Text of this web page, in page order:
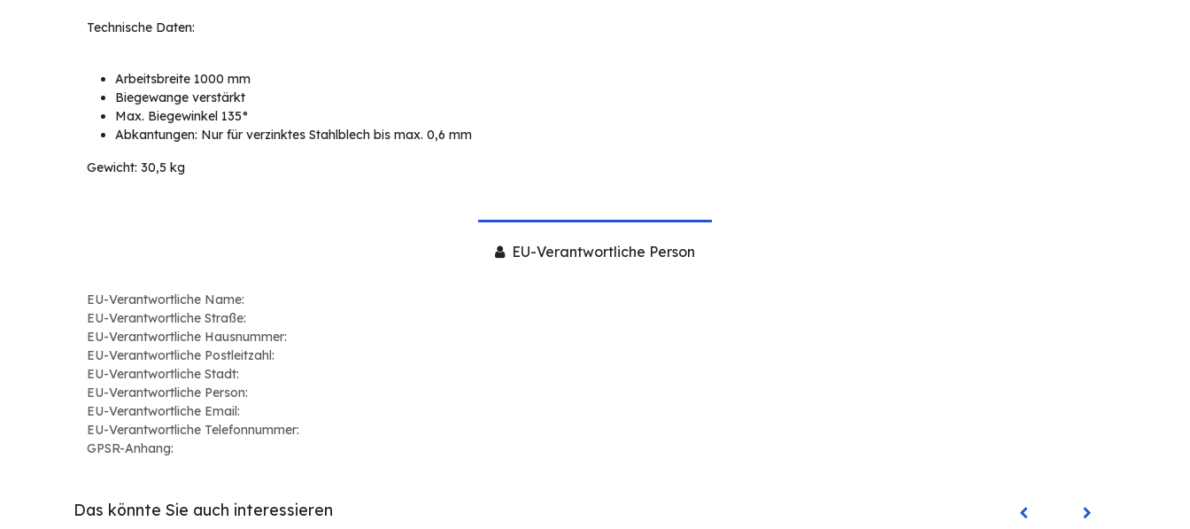
Technische Daten:
Arbeitsbreite 1000 mm
Biegewange verstärkt
Max. Biegewinkel 135°
Abkantungen: Nur für verzinktes Stahlblech bis max. 0,6 mm
Gewicht: 30,5 kg
EU-Verantwortliche Person
EU-Verantwortliche Name:
EU-Verantwortliche Straße:
EU-Verantwortliche Hausnummer:
EU-Verantwortliche Postleitzahl:
EU-Verantwortliche Stadt:
EU-Verantwortliche Person:
EU-Verantwortliche Email:
EU-Verantwortliche Telefonnummer:
GPSR-Anhang:
Das könnte Sie auch interessieren